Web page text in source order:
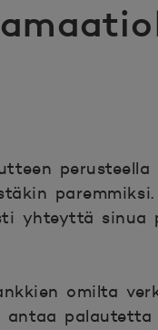
perusteella
yhteyttä sinua
omilta
antaa palautetta